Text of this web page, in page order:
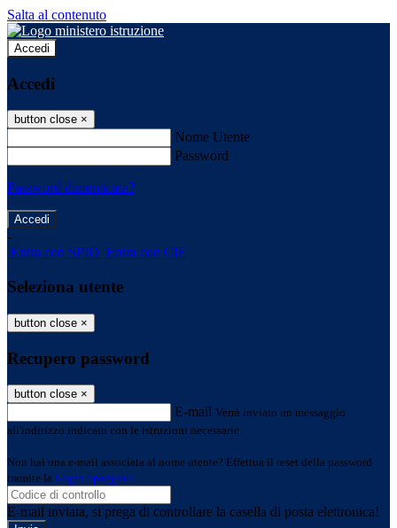
Salta al contenuto
Accedi
Accedi
button close ×
Nome Utente
Password
Password dimenticata?
-
Entra con SPID Entra con CIE
Seleziona utente
button close ×
Recupero password
button close ×
E-mail Verrà inviato un messaggio
all'indirizzo indicato con le istruzioni necessarie.
Non hai una e-mail associata al nome utente? Effettua il reset della password
tramite la Login Spaggiari
E-mail inviata, si prega di controllare la casella di posta elettronica!